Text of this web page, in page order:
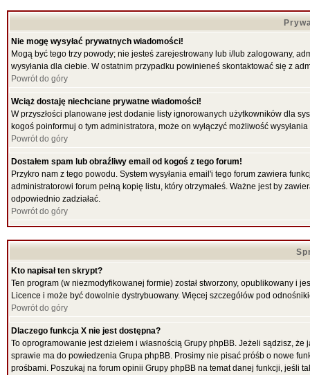
Nie mogę wysyłać prywatnych wiadomości!
Mogą być tego trzy powody; nie jesteś zarejestrowany lub i/lub zalogowany,
wysyłania dla ciebie. W ostatnim przypadku powinieneś skontaktować się z
Powrót do góry
Wciąż dostaję niechciane prywatne wiadomości!
W przyszłości planowane jest dodanie listy ignorowanych użytkowników dla
kogoś poinformuj o tym administratora, może on wyłączyć możliwość
Powrót do góry
Dostałem spam lub obraźliwy email od kogoś z tego forum!
Przykro nam z tego powodu. System wysyłania email'i tego forum zawiera
administratorowi forum pełną kopię listu, który otrzymałeś. Ważne jest by
odpowiednio zadziałać.
Powrót do góry
Kto napisał ten skrypt?
Ten program (w niezmodyfikowanej formie) został stworzony, opublikowany i
Licence i może być dowolnie dystrybuowany. Więcej szczegółów pod
Powrót do góry
Dlaczego funkcja X nie jest dostępna?
To oprogramowanie jest dziełem i własnością Grupy phpBB. Jeżeli sądzisz,
sprawie ma do powiedzenia Grupa phpBB. Prosimy nie pisać próśb o nowe
prośbami. Poszukaj na forum opinii Grupy phpBB na temat danej funkcji, jeśli